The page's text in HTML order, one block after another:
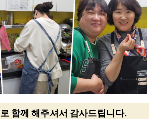
함께 해주셔서 감사드립니다.